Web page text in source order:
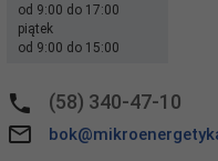
od 9:00 do 17:00
piątek
od 9:00 do 15:00
(58) 340-47-10